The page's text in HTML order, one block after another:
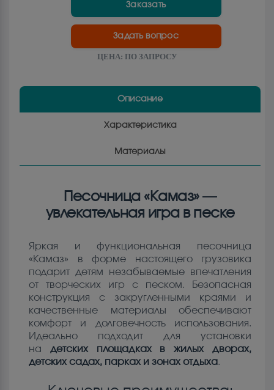
Заказать
Задать вопрос
ЦЕНА: ПО ЗАПРОСУ
Описание
Характеристика
Материалы
Песочница «Камаз» —
увлекательная игра в песке
Яркая и функциональная песочница
«Камаз» в форме настоящего грузовика
подарит детям незабываемые впечатления
от творческих игр с песком. Безопасная
конструкция с закругленными краями и
качественные материалы обеспечивают
комфорт и долговечность использования.
Идеально подходит для установки
на детских площадках в жилых дворах,
детских садах, парках и зонах отдыха.